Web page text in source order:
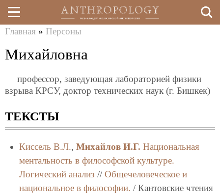
Перейти
к
содержанию
здесь
Главная » Персоны
Михайловна
профессор, заведующая лабораторией физики
взрыва КРСУ, доктор технических наук (г. Бишкек)
ТЕКСТЫ
Киссель В.Л., Михайлов И.Г. Национальная
ментальность в философской культуре.
Логический анализ // Общечеловеческое и
национальное в философии. / Кантовские чтения